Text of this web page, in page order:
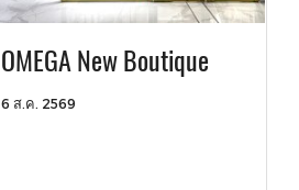
OMEGA New Boutique
6 ส.ค. 2569